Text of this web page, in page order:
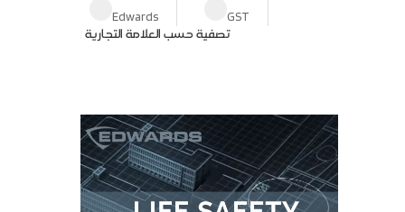
Edwards GST
تصفية حسب العلامة التجارية :